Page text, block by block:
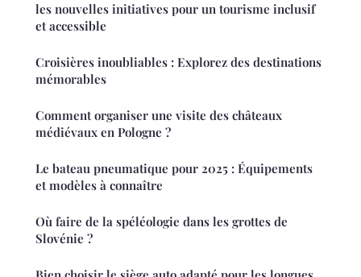
les nouvelles initiatives pour un tourisme inclusif
et accessible
Croisières inoubliables : Explorez des destinations
mémorables
Comment organiser une visite des châteaux
médiévaux en Pologne ?
Le bateau pneumatique pour 2025 : Équipements
et modèles à connaître
Où faire de la spéléologie dans les grottes de
Slovénie ?